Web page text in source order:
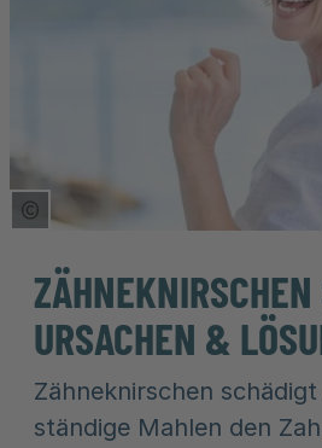
Copyright Tooltip öffnen
URSACHEN &
Zähneknirschen
ständige Mahlen den